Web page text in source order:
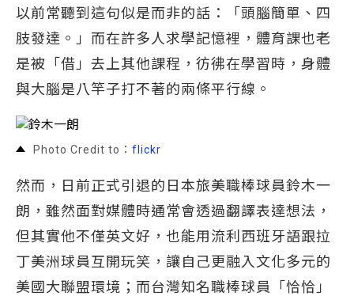
以前常聽到這句似是而非的話：「頭腦簡單、四
肢發達。」而在許多人求學記憶裡，體育課也老
是被「借」去上其他課程，彷彿在學習時，身體
與大腦是八竿子打不著的兩條平行線。
Photo Credit to： flickr
然而，日前正式引退的日本旅美職棒球員鈴木一
朗，雖然面對媒體時通常會透過翻譯表達想法，
但其實他不僅英文好，也能用流利西班牙語跟拉
丁美洲球員互開玩笑，讓自己更融入文化多元的
美國大聯盟環境；而台灣知名職棒球員「恰恰」